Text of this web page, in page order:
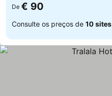
De € 90
Consulte os preços de 10 sites